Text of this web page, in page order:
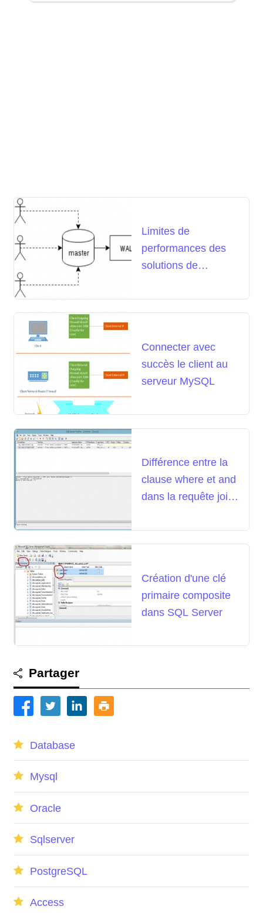
Limites de
performances des
solutions de
Connecter avec
succès le client au
serveur MySQL
Différence entre la
clause where et and
dans la requête join
Création d'une clé
primaire composite
dans SQL Server
Partager
Database
Mysql
Oracle
Sqlserver
PostgreSQL
Access